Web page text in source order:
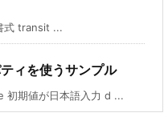
transit ...
ィを使うサンプル
初期値が日本語入力 d ...